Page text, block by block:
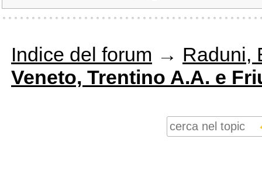
Indice del forum → Raduni,
Veneto, Trentino A.A. e